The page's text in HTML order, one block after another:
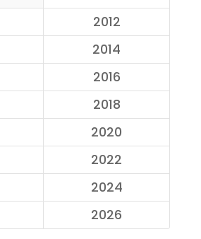
2012
2014
2016
2018
2020
2022
2024
2026